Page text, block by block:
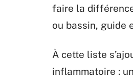
faire la
ou bassin, guide
À cette liste
inflammatoire :